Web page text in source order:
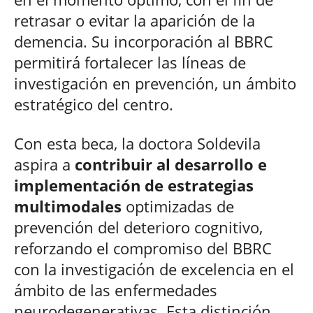
retrasar o evitar la aparición de la
demencia. Su incorporación al BBRC
permitirá fortalecer las líneas de
investigación en prevención, un ámbito
estratégico del centro.
Con esta beca, la doctora Soldevila
aspira a contribuir al desarrollo e
implementación de estrategias
multimodales optimizadas de
prevención del deterioro cognitivo,
reforzando el compromiso del BBRC
con la investigación de excelencia en el
ámbito de las enfermedades